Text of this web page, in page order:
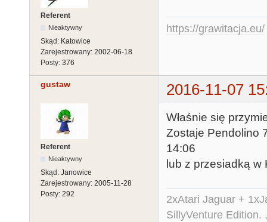
Referent
Nieaktywny
Skąd: Katowice
Zarejestrowany: 2002-06-18
Posty: 376
https://grawitacja.eu/
gustaw 2016-11-07
Referent
Nieaktywny
Skąd: Janowice
Zarejestrowany: 2005-11-28
Posty: 292
Właśnie się
Zostaje Pendolino
14:06
lub z przesiadką w
2xAtari Jaguar +
SillyVenture Edition.